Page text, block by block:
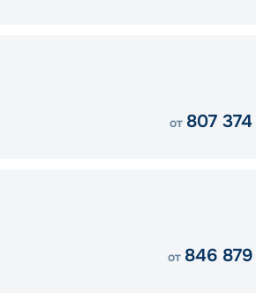
от 807 374
от 846 879